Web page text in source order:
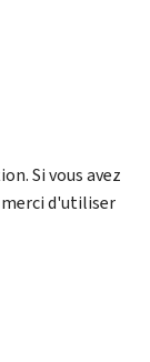
Si vous avez
merci d'utiliser